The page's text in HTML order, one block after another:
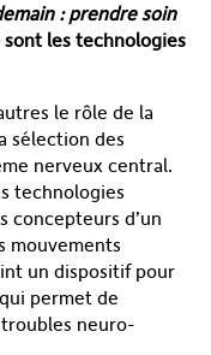
: prendre soin
les technologies
le rôle de la
sélection des
nerveux central.
technologies
concepteurs d’un
mouvements
un dispositif pour
permet de
neuro-